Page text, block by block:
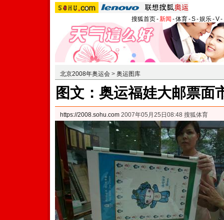
搜狐首页-新闻 -体育-S-娱乐-V-
北京2008年奥运会 > 奥运图库
图文：奥运福娃大邮票面
https://2008.sohu.com 2007年05月25日08:48 搜狐体育